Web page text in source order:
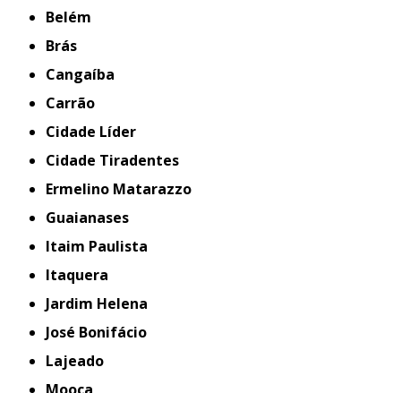
Belém
Brás
Cangaíba
Carrão
Cidade Líder
Cidade Tiradentes
Ermelino Matarazzo
Guaianases
Itaim Paulista
Itaquera
Jardim Helena
José Bonifácio
Lajeado